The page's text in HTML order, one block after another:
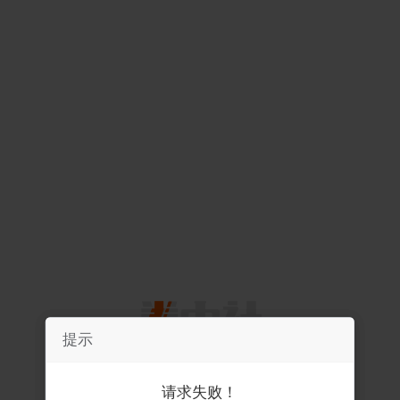
提示
请求失败！
提示
请求失败！